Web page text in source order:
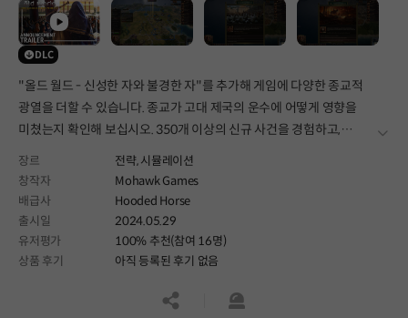
DLC
"올드 월드 - 신성한 자와 불경한 자"를 추가해 게임에 다양한 종교적
광열을 더할 수 있습니다. 종교가 고대 제국의 운수에 어떻게 영향을
미쳤는지 확인해 보십시오. 350개 이상의 신규 사건을 경험하고,
제국 내 다양한 종교의 불만을 잠재우십시오.
더보
장르 전략,시뮬레이션
창작자
Mohawk Games
배급사
Hooded Horse
출시일
2024.05.29
유저평가
100% 추천(참여 16명)
상품 후기
아직 등록된 후기 없음
공유하기신고하기